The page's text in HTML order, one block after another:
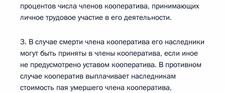
процентов числа членов кооператива, принимающих
личное трудовое участие в его деятельности.
3. В случае смерти члена кооператива его наследники
могут быть приняты в члены кооператива, если иное
не предусмотрено уставом кооператива. В противном
случае кооператив выплачивает наследникам
стоимость пая умершего члена кооператива,